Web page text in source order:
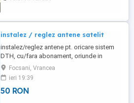
instalez / reglez antene satelit
instalez/reglez antene pt. oricare sistem
DTH, cu/fara abonament, oriunde in
Vrancea, Tarife diferentiate in functie de
distanta fata de Focsani. Pentru freesat tv,
comanda se onoreaza in termen de 10 zile
Focsani, Vrancea
ieri 19:39
50 RON